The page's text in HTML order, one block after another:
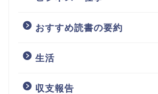
おすすめ読書の要約
生活
収支報告